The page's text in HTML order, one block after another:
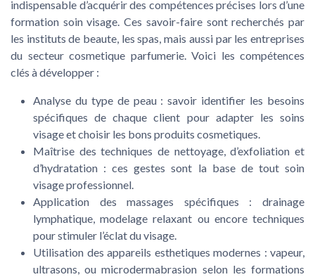
indispensable d’acquérir des compétences précises lors d’une
formation soin visage. Ces savoir-faire sont recherchés par
les instituts de beaute, les spas, mais aussi par les entreprises
du secteur cosmetique parfumerie. Voici les compétences
clés à développer :
Analyse du type de peau : savoir identifier les besoins
spécifiques de chaque client pour adapter les soins
visage et choisir les bons produits cosmetiques.
Maîtrise des techniques de nettoyage, d’exfoliation et
d’hydratation : ces gestes sont la base de tout soin
visage professionnel.
Application des massages spécifiques : drainage
lymphatique, modelage relaxant ou encore techniques
pour stimuler l’éclat du visage.
Utilisation des appareils esthetiques modernes : vapeur,
ultrasons, ou microdermabrasion selon les formations